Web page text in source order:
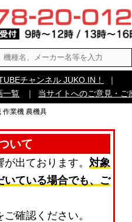
チャンネル JUKO.IN！
｜
一覧 ｜ 当サイトへのご意見・ご
作業機 農機具
いて
出ております。 対象
いている場合でも、ご
確認ください。